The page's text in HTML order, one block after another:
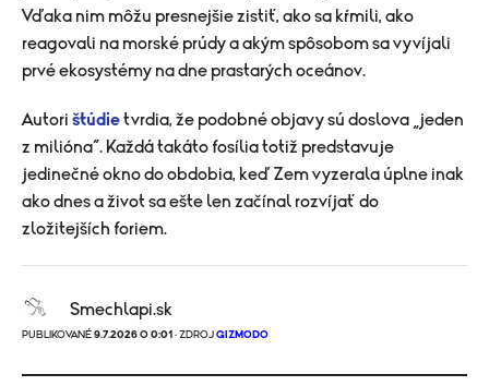
Vďaka nim môžu presnejšie zistiť, ako sa kŕmili, ako
reagovali na morské prúdy a akým spôsobom sa vyvíjali
prvé ekosystémy na dne prastarých oceánov.
Autori štúdietvrdia, že podobné objavy sú doslova „jeden
z milióna“. Každá takáto fosília totiž predstavuje
jedinečné okno do obdobia, keď Zem vyzerala úplne inak
ako dnes a život sa ešte len začínal rozvíjať do
zložitejších foriem.
Smechlapi.sk
PUBLIKOVANÉ 9.7.2026 O 0:01 · ZDROJ GIZMODO